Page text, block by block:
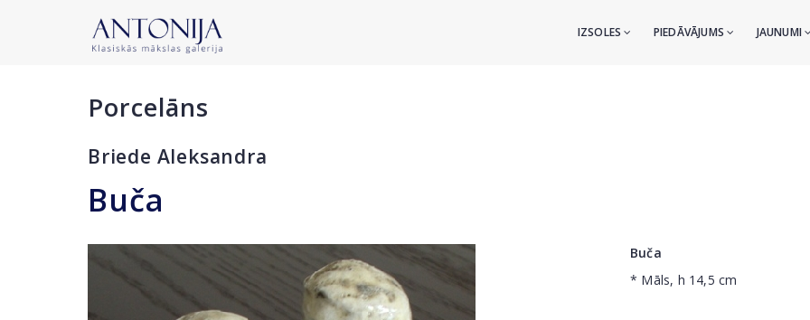
IZSOLES PIEDĀVĀJUMS JAUNUMI
Porcelāns
Briede Aleksandra
Buča
Buča
* Māls, h 14,5 cm